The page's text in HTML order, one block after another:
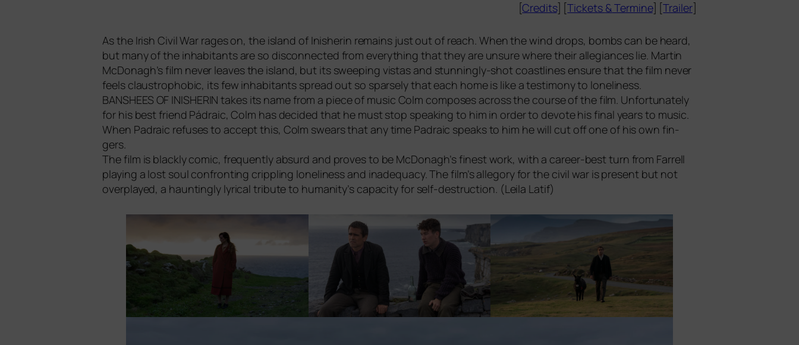
[Credits] [Tickets &Termine] [Trailer]
As the Irish Civil War rages on, the island of Inisherin remains just out of reach. When the wind drops, bombs can be heard,
but many of the inha­bi­tants are so dis­con­nec­ted from ever­y­thing that they are unsu­re whe­re their alle­gi­ances lie. Martin
McDonagh’s film never lea­ves the island, but its swee­ping vis­tas and stun­nin­gly-shot coast­li­nes ensu­re that the film never
feels claus­tro­pho­bic, its few inha­bi­tants spread out so spar­se­ly that each home is like a tes­tim­o­ny to loneli­ne­ss.
BANSHEES OF INISHERIN takes its name from a pie­ce of music Colm com­po­ses across the cour­se of the film. Unfortunately
for his best fri­end Pádraic, Colm has deci­ded that he must stop spea­king to him in order to devo­te his final years to music.
When Padraic refu­ses to accept this, Colm swears that any time Padraic speaks to him he will cut off one of his own fin­
gers.
The film is black­ly comic, fre­quent­ly absurd and pro­ves to be McDonagh’s finest work, with a care­er-best turn from Farrell
play­ing a lost soul con­fron­ting cripp­ling loneli­ne­ss and ina­de­quacy. The film’s alle­go­ry for the civil war is pre­sent but not
over­play­ed, a haun­tingly lyri­cal tri­bu­te to humanity’s capa­ci­ty for self-des­truc­tion. (Leila Latif)